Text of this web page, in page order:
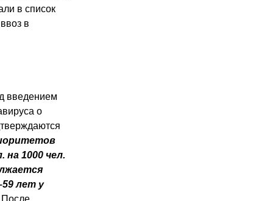
в список
в
введением
о
на 1000 чел.
лет у
После